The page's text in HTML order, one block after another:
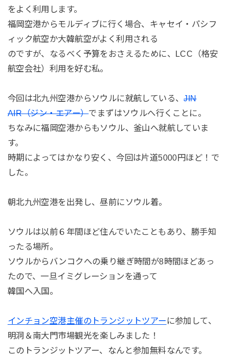
をよく利用します。
福岡空港からモルディブに行く場合、キャセイ・パシフ
ィック航空か大韓航空がよく利用される
のですが、なるべく予算をおさえるために、LCC（格安
航空会社）利用を好む私。
今回は北九州空港からソウルに就航している、JIN
AIR（ジン・エアー）でまずはソウルへ行くことに。
ちなみに福岡空港からもソウル、釜山へ就航していま
す。
時期によってはかなり安く、今回は片道5000円ほど！で
した。
朝北九州空港を出発し、昼前にソウル着。
ソウルは以前６年間ほど住んでいたこともあり、勝手知
ったる場所。
ソウルからバンコクへの乗り継ぎ時間が8時間ほどあっ
たので、一旦イミグレーションを通って
韓国へ入国。
インチョン空港主催のトランジットツアー に参加して、
明洞＆南大門市場観光を楽しみました！
このトランジットツアー、なんと参加無料なんです。